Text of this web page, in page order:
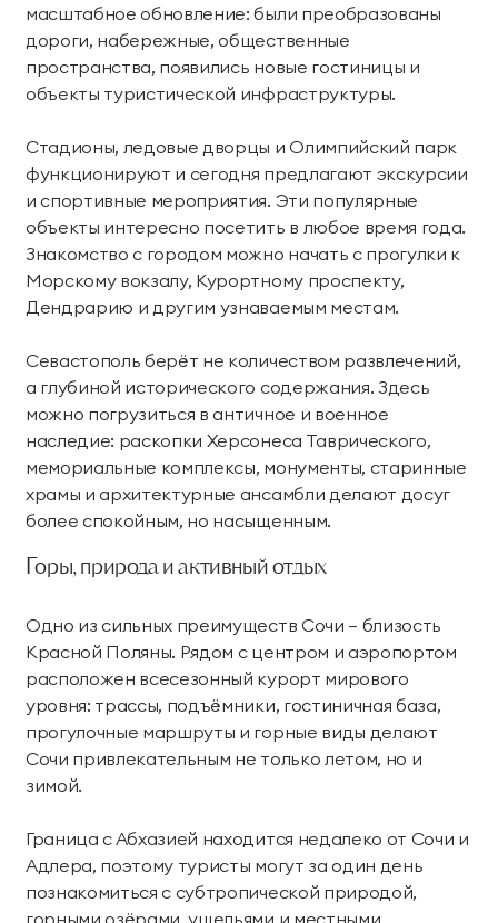
масштабное обновление: были преобразованы
дороги, набережные, общественные
пространства, появились новые гостиницы и
объекты туристической инфраструктуры.
Стадионы, ледовые дворцы и Олимпийский парк
функционируют и сегодня предлагают экскурсии
и спортивные мероприятия. Эти популярные
объекты интересно посетить в любое время года.
Знакомство с городом можно начать с прогулки к
Морскому вокзалу, Курортному проспекту,
Дендрарию и другим узнаваемым местам.
Севастополь берёт не количеством развлечений,
а глубиной исторического содержания. Здесь
можно погрузиться в античное и военное
наследие: раскопки Херсонеса Таврического,
мемориальные комплексы, монументы, старинные
храмы и архитектурные ансамбли делают досуг
более спокойным, но насыщенным.
Горы, природа и активный отдых
Одно из сильных преимуществ Сочи — близость
Красной Поляны. Рядом с центром и аэропортом
расположен всесезонный курорт мирового
уровня: трассы, подъёмники, гостиничная база,
прогулочные маршруты и горные виды делают
Сочи привлекательным не только летом, но и
зимой.
Граница с Абхазией находится недалеко от Сочи и
Адлера, поэтому туристы могут за один день
познакомиться с субтропической природой,
горными озёрами, ущельями и местными